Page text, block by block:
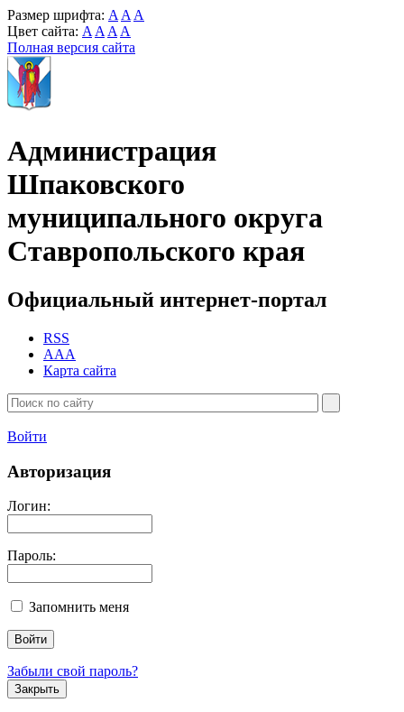
Размер шрифта: A A A
Цвет сайта: A A A A
Полная версия сайта
Администрация
Шпаковского
муниципального округа
Ставропольского края
Официальный интернет-портал
RSS
AAA
Карта сайта
Войти
Авторизация
Логин:
Пароль:
Запомнить меня
Забыли свой пароль?
Закрыть